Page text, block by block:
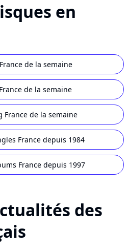
en
de la semaine
de la semaine
France de la semaine
France depuis 1984
France depuis 1997
des